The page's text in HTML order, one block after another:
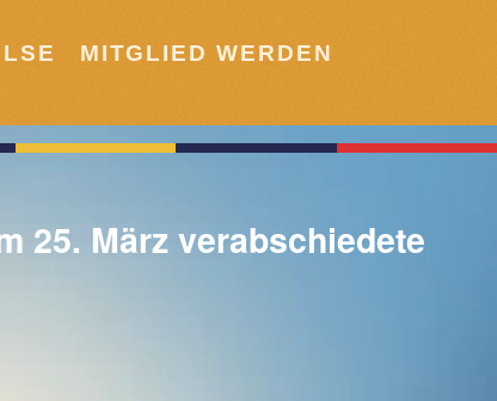
MITGLIED WERDEN
25. März verabschiedete